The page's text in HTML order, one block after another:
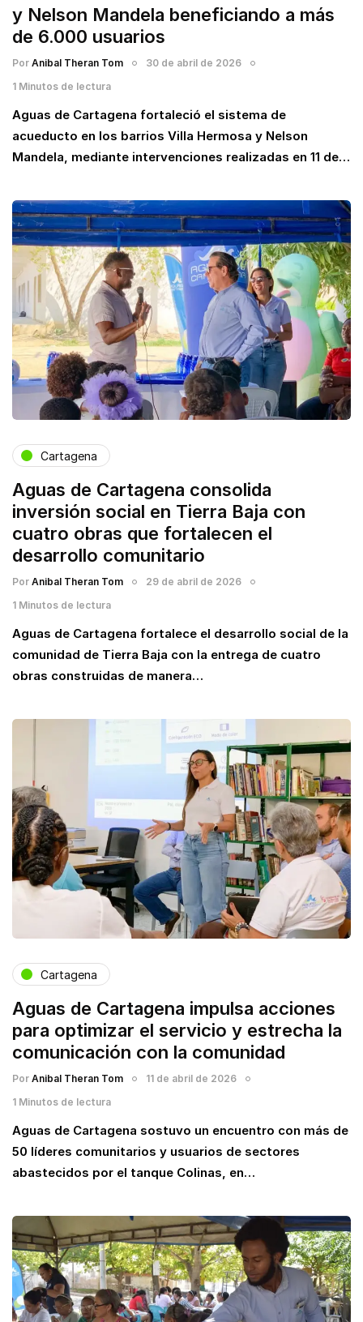
y Nelson Mandela beneficiando a más
de 6.000 usuarios
Por Anibal Theran Tom
30 de abril de 2026
1 Minutos de lectura
Aguas de Cartagena fortaleció el sistema de
acueducto en los barrios Villa Hermosa y Nelson
Mandela, mediante intervenciones realizadas en 11 de…
Cartagena
Aguas de Cartagena consolida
inversión social en Tierra Baja con
cuatro obras que fortalecen el
desarrollo comunitario
Por Anibal Theran Tom
29 de abril de 2026
1 Minutos de lectura
Aguas de Cartagena fortalece el desarrollo social de la
comunidad de Tierra Baja con la entrega de cuatro
obras construidas de manera…
Cartagena
Aguas de Cartagena impulsa acciones
para optimizar el servicio y estrecha la
comunicación con la comunidad
Por Anibal Theran Tom
11 de abril de 2026
1 Minutos de lectura
Aguas de Cartagena sostuvo un encuentro con más de
50 líderes comunitarios y usuarios de sectores
abastecidos por el tanque Colinas, en…